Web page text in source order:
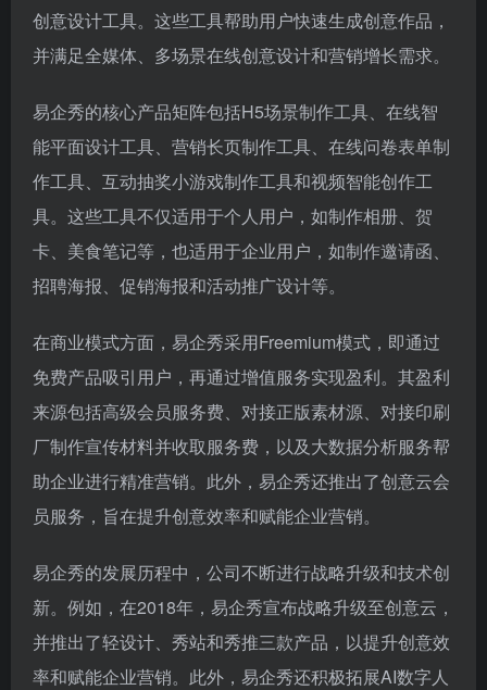
创意设计工具。这些工具帮助用户快速生成创意作品，
并满足全媒体、多场景在线创意设计和营销增长需求。
易企秀的核心产品矩阵包括H5场景制作工具、在线智
能平面设计工具、营销长页制作工具、在线问卷表单制
作工具、互动抽奖小游戏制作工具和视频智能创作工
具。这些工具不仅适用于个人用户，如制作相册、贺
卡、美食笔记等，也适用于企业用户，如制作邀请函、
招聘海报、促销海报和活动推广设计等。
在商业模式方面，易企秀采用Freemium模式，即通过
免费产品吸引用户，再通过增值服务实现盈利。其盈利
来源包括高级会员服务费、对接正版素材源、对接印刷
厂制作宣传材料并收取服务费，以及大数据分析服务帮
助企业进行精准营销。此外，易企秀还推出了创意云会
员服务，旨在提升创意效率和赋能企业营销。
易企秀的发展历程中，公司不断进行战略升级和技术创
新。例如，在2018年，易企秀宣布战略升级至创意云，
并推出了轻设计、秀站和秀推三款产品，以提升创意效
率和赋能企业营销。此外，易企秀还积极拓展AI数字人